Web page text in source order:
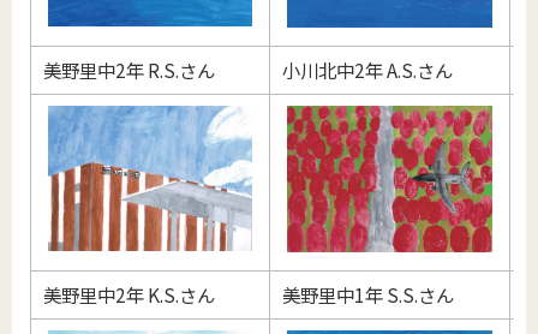
美野里中2年 R.S.さん 小川北中2年 A.S.さん
美野里中2年 K.S.さん 美野里中1年 S.S.さん